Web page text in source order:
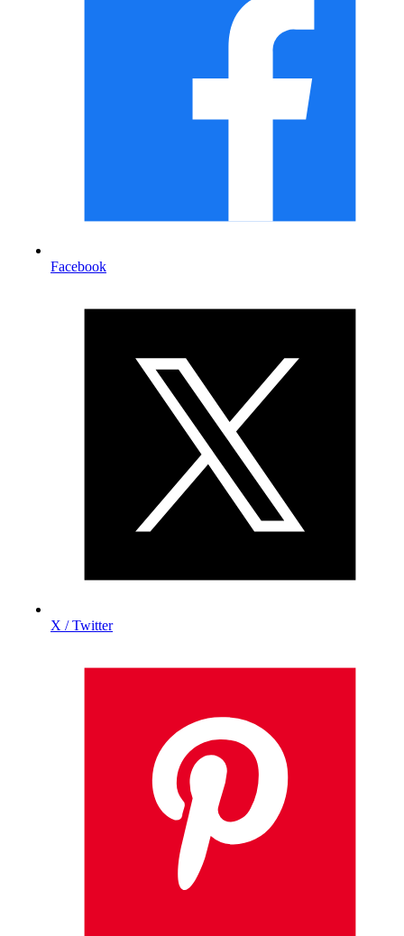
Facebook
X / Twitter